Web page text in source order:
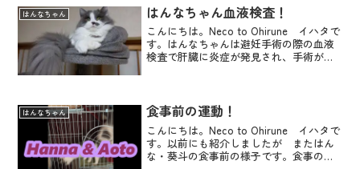
か月...
はんなちゃん はんなちゃん血液検査！
こんにちは。Neco to Ohirune イハタで
す。はんなちゃんは避妊手術の際の血液
検査で肝臓に炎症が発見され、手術が延
は良...
はんなちゃん 食事前の運動！
こんにちは。Neco to Ohirune イハタで
す。以前にも紹介しましたが またはん
な・葵斗の食事前の様子です。食事の準